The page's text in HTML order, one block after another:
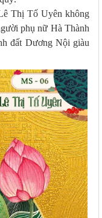
Thị Tố Uyên không
phụ nữ Hà Thành
đất Dương Nội giàu